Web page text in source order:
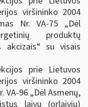
viršininko 2004
Nr. VA-75 „Dėl
produktų
akcizais“ su visais
prie Lietuvos
viršininko 2004
VA-96 „Dėl Asmenų,
laivų (orlaivių)